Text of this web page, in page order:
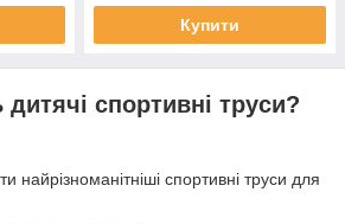
Купити
спортивні труси?
найрізноманітніші спортивні труси для